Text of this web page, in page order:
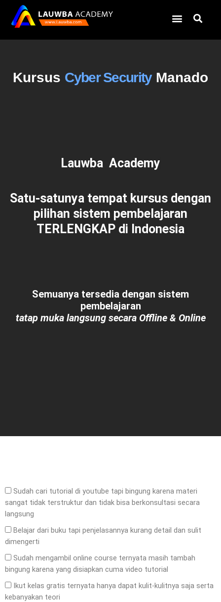
Kursus Cyber Security Manado
Lauwba Academy
Satu-satunya tempat kursus dengan
pilihan sistem pembelajaran
TERLENGKAP di Indonesia
Semuanya tersedia dengan sistem
pembelajaran
tatap muka langsung secara Offline & Online
Sudah cari tutorial di youtube tapi bingung karena materi
sangat tidak terstruktur dan tidak bisa berkonsultasi secara
langsung
Belajar dari buku tapi penjelasannya kurang detail dan sulit
dimengerti
Sudah mengambil online course ternyata masih tambah
bingung karena yang disiapkan cuma video tutorial
Ikut kelas gratis ternyata hanya dapat kulit-kulitnya saja serta
kebanyakan teori